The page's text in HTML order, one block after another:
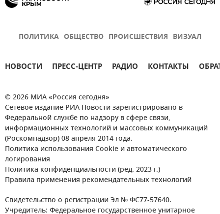
ПОЛИТИКА ОБЩЕСТВО ПРОИСШЕСТВИЯ ВИЗУАЛ
НОВОСТИ ПРЕСС-ЦЕНТР РАДИО КОНТАКТЫ
© 2026 МИА «Россия сегодня»
Сетевое издание РИА Новости зарегистрировано в
Федеральной службе по надзору в сфере связи,
информационных технологий и массовых коммуникаций
(Роскомнадзор) 08 апреля 2014 года.
Политика использования Cookie и автоматического
логирования
Политика конфиденциальности (ред. 2023 г.)
Правила применения рекомендательных технологий
Свидетельство о регистрации Эл № ФС77-57640.
Учредитель: Федеральное государственное унитарное